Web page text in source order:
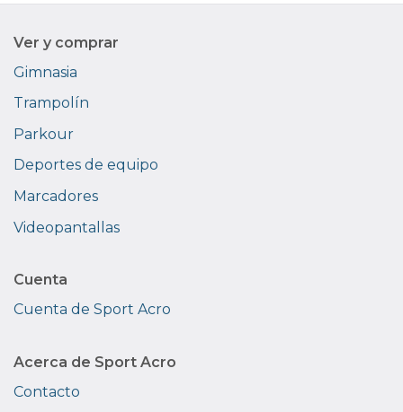
Ver y comprar
Gimnasia
Trampolín
Parkour
Deportes de equipo
Marcadores
Videopantallas
Cuenta
Cuenta de Sport Acro
Acerca de Sport Acro
Contacto